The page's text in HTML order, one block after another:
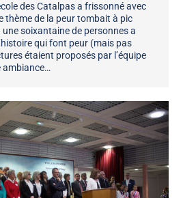
des Catalpas a frissonné avec
thème de la peur tombait à pic
soixantaine de personnes a
qui font peur (mais pas
étaient proposés par l’équipe
ambiance…